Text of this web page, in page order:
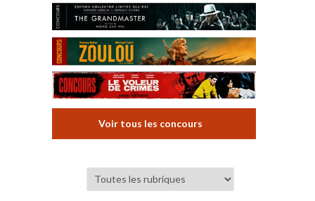
Voir tous les concours